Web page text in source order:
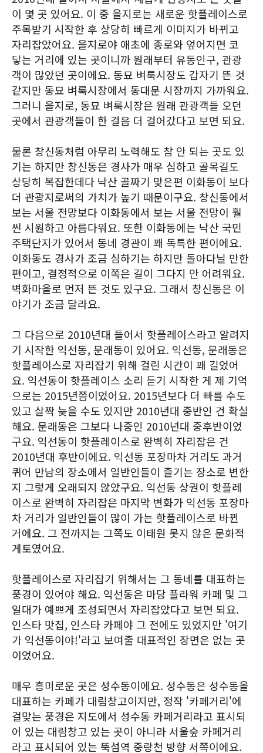
이 몇 곳 있어요. 이 중 을지로는 새로운 핫플레이스로
주목받기 시작한 후 상당히 빠르게 이미지가 바뀌고
자리잡았어요. 을지로야 애초에 종로와 엎어지면 코
닿는 거리에 있는 곳이니까 원래부터 유동인구, 관광
객이 많았던 곳이에요. 동묘 벼룩시장도 갑자기 뜬 것
같지만 동묘 벼룩시장에서 동대문 시장까지 가까워요.
그러니 을지로, 동묘 벼룩시장은 원래 관광객들 오던
곳에서 관광객들이 한 걸음 더 걸어갔다고 보면 되요.
물론 창신동처럼 아무리 노력해도 참 안 되는 곳도 있
기는 하지만 창신동은 경사가 매우 심하고 골목길도
상당히 복잡한데다 낙산 골짜기 맞은편 이화동이 보다
더 관광지로써의 가치가 높기 때문이구요. 창신동에서
보는 서울 전망보다 이화동에서 보는 서울 전망이 훨
씬 시원하고 아름다워요. 또한 이화동에는 낙산 국민
주택단지가 있어서 동네 경관이 꽤 독특한 편이에요.
이화동도 경사가 조금 심하기는 하지만 돌아다닐 만한
편이고, 결정적으로 이쪽은 길이 그다지 안 어려워요.
벽화마을로 먼저 뜬 것도 있구요. 그래서 창신동은 이
야기가 조금 달라요.
그 다음으로 2010년대 들어서 핫플레이스라고 알려지
기 시작한 익선동, 문래동이 있어요. 익선동, 문래동은
핫플레이스로 자리잡기 위해 걸린 시간이 꽤 길었어
요. 익선동이 핫플레이스 소리 듣기 시작한 게 제 기억
으로는 2015년쯤이었어요. 2015년보다 더 빠를 수도
있고 살짝 늦을 수도 있지만 2010년대 중반인 건 확실
해요. 문래동은 그보다 나중인 2010년대 중후반이었
구요. 익선동이 핫플레이스로 완벽히 자리잡은 건
2010년대 후반이에요. 익선동 포장마차 거리도 과거
퀴어 만남의 장소에서 일반인들이 즐기는 장소로 변한
지 그렇게 오래되지 않았구요. 익선동 상권이 핫플레
이스로 완벽히 자리잡은 마지막 변화가 익선동 포장마
차 거리가 일반인들이 많이 가는 핫플레이스로 바뀐
거에요. 그 전까지는 그쪽도 이태원 못지 않은 문화적
게토였어요.
핫플레이스로 자리잡기 위해서는 그 동네를 대표하는
풍경이 있어야 해요. 익선동은 마당 플라워 카페 및 그
일대가 예쁘게 조성되면서 자리잡았다고 보면 되요.
인스타 맛집, 인스타 카페야 그 전에도 있었지만 '여기
가 익선동이야!'라고 보여줄 대표적인 장면은 없는 곳
이었어요.
매우 흥미로운 곳은 성수동이에요. 성수동은 성수동을
대표하는 카페가 대림창고이지만, 정작 '카페거리'에
걸맞는 풍경은 지도에서 성수동 카페거리라고 표시되
어 있는 대림창고 있는 곳이 아니라 서울숲 카페거리
라고 표시되어 있는 뚝섬역 중랑천 방향 서쪽이에요.